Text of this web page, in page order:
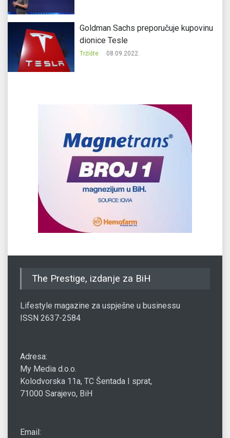
Goldman Sachs preporučuje kupovinu
dionice Tesle
Tržište 08.09.2022.
The Prestige, izdanje za BiH
Lifestyle magazine za uspješne u businessu
ISSN 2637-2584
Adresa:
My Media d.o.o.
Kolodvorska 11a, TC Šentada I sprat,
71000 Sarajevo, BiH
Email: